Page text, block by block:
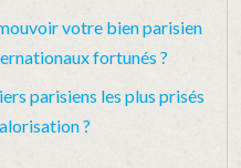
votre bien parisien
fortunés ?
parisiens les plus prisés
?